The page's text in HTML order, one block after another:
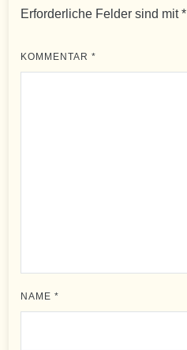
Erforderliche Felder sind mit*
KOMMENTAR*
NAME*